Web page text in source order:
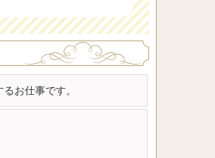
の保証給制度もご用意してお
お給料がゼロになる心配はご
もスタッフが誠心誠意フォロ
は、お気軽にご連絡くださ
！お仕事です。